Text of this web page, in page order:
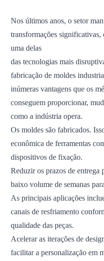
Nos últimos anos, o setor
transformações significativas,
uma delas
das tecnologias mais
fabricação de moldes
inúmeras vantagens que os
conseguem proporcionar,
como a indústria opera.
Os moldes são fabricados.
econômica de ferramentas
dispositivos de fixação.
Reduzir os prazos de entrega
baixo volume de semanas
As principais aplicações
canais de resfriamento
qualidade das peças.
Acelerar as iterações de
facilitar a personalização em